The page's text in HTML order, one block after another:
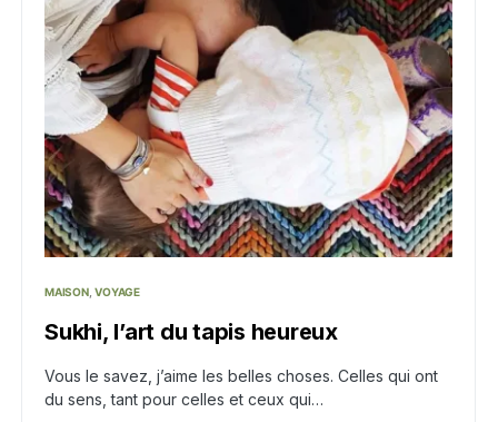
MAISON VOYAGE
Sukhi, l’art du tapis heureux
Vous le savez, j’aime les belles choses. Celles qui ont
du sens, tant pour celles et ceux qui…